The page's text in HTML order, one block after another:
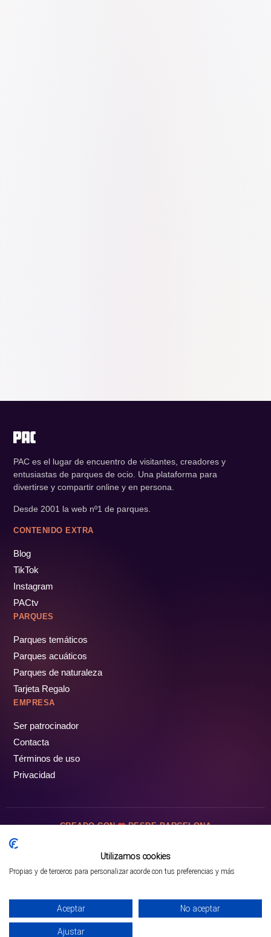
Mejor opción en SATOORDAY
PAC es el lugar de encuentro de visitantes, creadores y
entusiastas de parques de ocio. Una plataforma para
divertirse y compartir online y en persona.
Desde 2001 la web nº1 de parques.
CONTENIDO EXTRA
Blog
TikTok
Instagram
PACtv
PARQUES
Parques temáticos
Parques acuáticos
Parques de naturaleza
Tarjeta Regalo
EMPRESA
Ser patrocinador
Contacta
Términos de uso
Privacidad
CREADO CON DESDE BARCELONA
Utilizamos cookies
Propias y de terceros para personalizar acorde con tus preferencias y más
Aceptar No aceptar
Ajustar